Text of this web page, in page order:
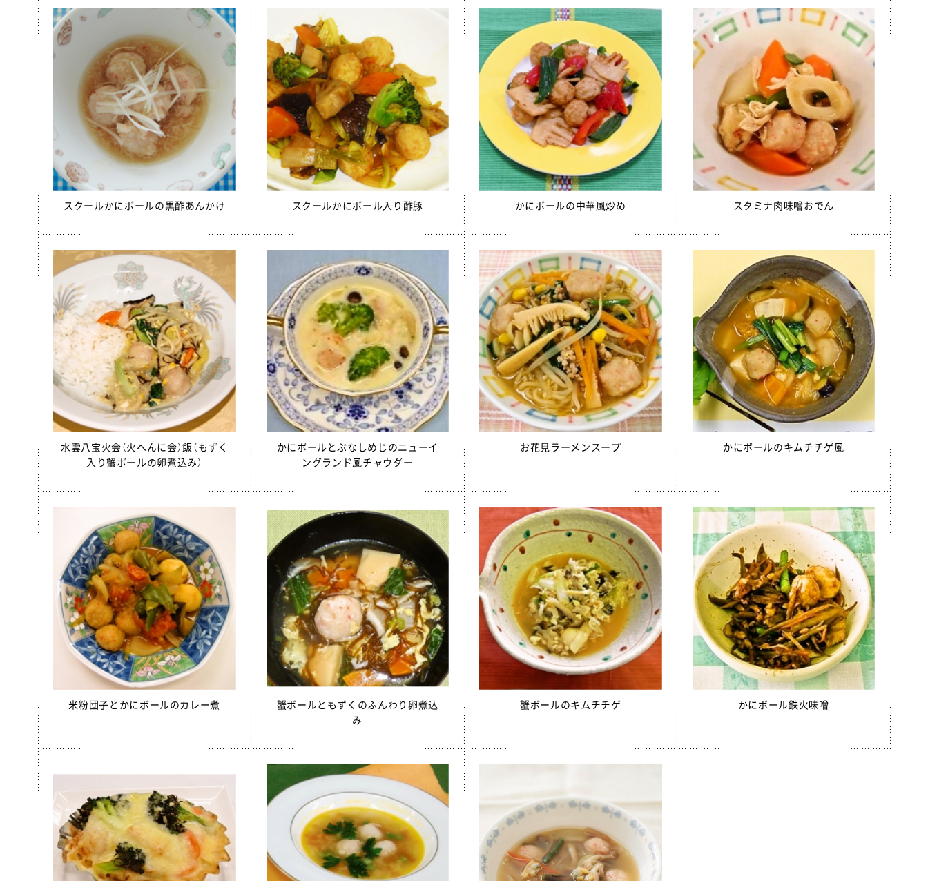
スクールかにボールの黒酢あんかけ スクールかにボール入り酢豚 かにボールの中華風炒め スタミナ肉味噌おでん
水雲八宝火会（火へんに会）飯（もずく
入り蟹ボールの卵煮込み）
かにボールとぶなしめじのニューイ
ングランド風チャウダー
お花見ラーメンスープ かにボールのキムチチゲ風
米粉団子とかにボールのカレー煮
蟹ボールともずくのふんわり卵煮込
み
蟹ボールのキムチチゲ かにボール鉄火味噌